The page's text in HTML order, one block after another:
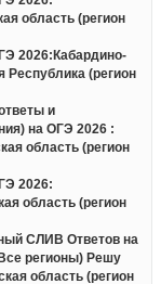
область (регион
2026:Кабардино-
Республика (регион
и
на ОГЭ 2026 :
область (регион
2026:
область (регион
СЛИВ Ответов на
регионы) Решу
область (регион